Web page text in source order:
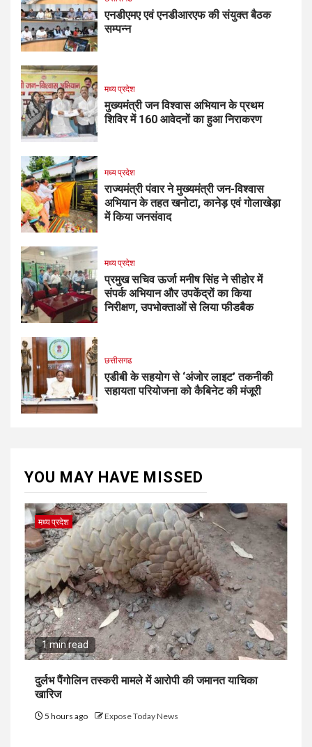
एनडीएमए एवं एनडीआरएफ की संयुक्त बैठक
सम्पन्न
मध्य प्रदेश
मुख्यमंत्री जन विश्वास अभियान के प्रथम
शिविर में 160 आवेदनों का हुआ निराकरण
मध्य प्रदेश
राज्यमंत्री पंवार ने मुख्यमंत्री जन-विश्वास
अभियान के तहत खनोटा, कानेड़ एवं गोलाखेड़ा
में किया जनसंवाद
मध्य प्रदेश
प्रमुख सचिव ऊर्जा मनीष सिंह ने सीहोर में
संपर्क अभियान और उपकेंद्रों का किया
निरीक्षण, उपभोक्ताओं से लिया फीडबैक
छत्तीसगढ
एडीबी के सहयोग से ‘अंजोर लाइट’ तकनीकी
सहायता परियोजना को कैबिनेट की मंजूरी
YOU MAY HAVE MISSED
मध्य प्रदेश
1 min read
दुर्लभ पैंगोलिन तस्करी मामले में आरोपी की जमानत याचिका
खारिज
5 hours ago Expose Today News